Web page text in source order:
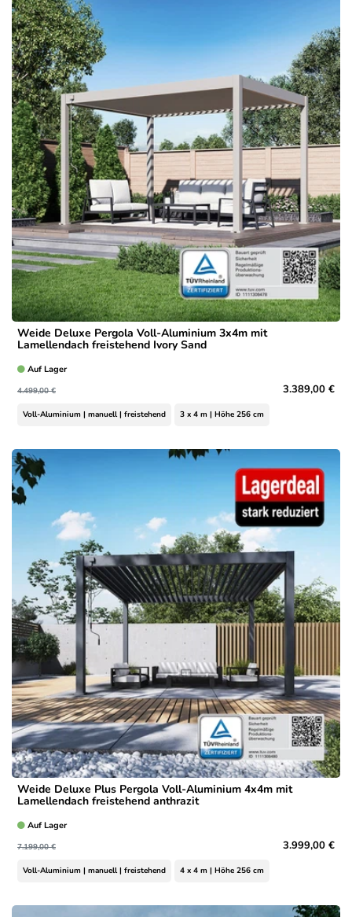
Weide Deluxe Pergola Voll-Aluminium 3x4m mit
Lamellendach freistehend Ivory Sand
Auf Lager
4.499,00 € 3.389,00 €
Voll-Aluminium | manuell | freistehend 3 x 4 m | Höhe 256 cm
Weide Deluxe Plus Pergola Voll-Aluminium 4x4m mit
Lamellendach freistehend anthrazit
Auf Lager
7.199,00 € 3.999,00 €
Voll-Aluminium | manuell | freistehend 4 x 4 m | Höhe 256 cm